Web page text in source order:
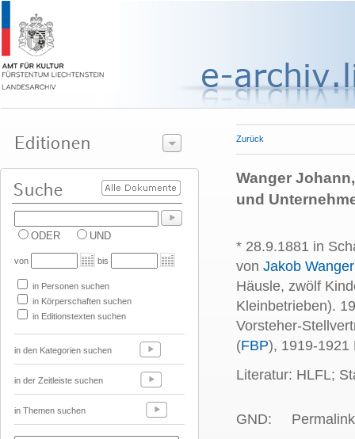
ODER UND
von bis
in Personen suchen
in Körperschaften suchen
in Editionstexten suchen
in den Kategorien suchen
in der Zeitleiste suchen
in Themen suchen
Zurück
Wanger
und
* 28.9.1881 in
von Jakob Wanger
Häusle, zwölf
Kleinbetrieben).
Vorsteher-
(FBP), 1919-1921
Literatur: HLFL;
GND: